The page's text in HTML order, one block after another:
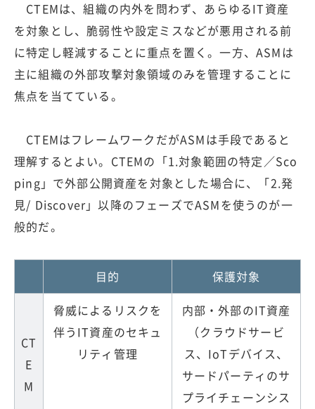
CTEMは、組織の内外を問わず、あらゆるIT資産
を対象とし、脆弱性や設定ミスなどが悪用される前
に特定し軽減することに重点を置く。一方、ASMは
主に組織の外部攻撃対象領域のみを管理することに
焦点を当てている。
CTEMはフレームワークだがASMは手段であると
理解するとよい。CTEMの「1.対象範囲の特定／Sco
ping」で外部公開資産を対象とした場合に、「2.発
見/ Discover」以降のフェーズでASMを使うのが一
般的だ。
目的 保護対象
CT
E
M
脅威によるリスクを
伴うIT資産のセキュ
リティ管理
内部・外部のIT資産
（クラウドサービ
ス、IoTデバイス、
サードパーティのサ
プライチェーンシス